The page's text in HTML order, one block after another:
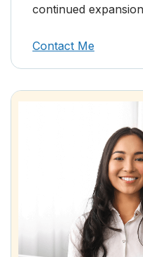
continued
Contact Me